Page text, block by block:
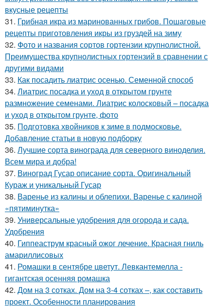
вкусные рецепты
31. Грибная икра из маринованных грибов. Пошаговые
рецепты приготовления икры из груздей на зиму
32. Фото и названия сортов гортензии крупнолистной.
Преимущества крупнолистных гортензий в сравнении с
другими видами
33. Как посадить лиатрис осенью. Семенной способ
34. Лиатрис посадка и уход в открытом грунте
размножение семенами. Лиатрис колосковый – посадка
и уход в открытом грунте, фото
35. Подготовка хвойников к зиме в подмосковье.
Добавление статьи в новую подборку
36. Лучшие сорта винограда для северного виноделия.
Всем мира и добра!
37. Виноград Гусар описание сорта. Оригинальный
Кураж и уникальный Гусар
38. Варенье из калины и облепихи. Варенье с калиной
«пятиминутка»
39. Универсальные удобрения для огорода и сада.
Удобрения
40. Гиппеаструм красный ожог лечение. Красная гниль
амариллисовых
41. Ромашки в сентябре цветут. Левкантемелла -
гигантская осенняя ромашка
42. Дом на 3 сотках. Дом на 3-4 сотках –, как составить
проект. Особенности планирования